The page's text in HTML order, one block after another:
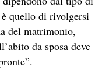
quello di rivolgersi
del matrimonio,
da sposa deve